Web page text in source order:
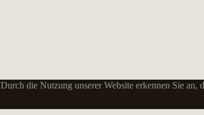
Durch die Nutzung unserer Website erkennen Sie an,